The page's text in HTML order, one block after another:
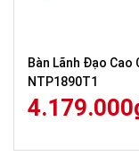
Bàn Lãnh Đạo Cao
NTP1890T1
4.179.000